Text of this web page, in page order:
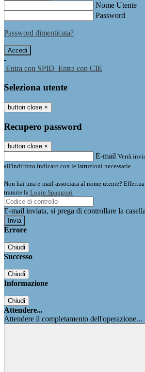
Nome Utente
Password
Password dimenticata?
-
Entra con SPID Entra con CIE
Seleziona utente
button close ×
Recupero password
button close ×
E-mail Verrà
all'indirizzo indicato con le istruzioni necessarie.
Non hai una e-mail associata al nome utente?
tramite la Login Spaggiari
E-mail inviata, si prega di controllare la
Errore
Chiudi
Successo
Chiudi
Informazione
Chiudi
Attendere...
Attendere il completamento dell'operazione...